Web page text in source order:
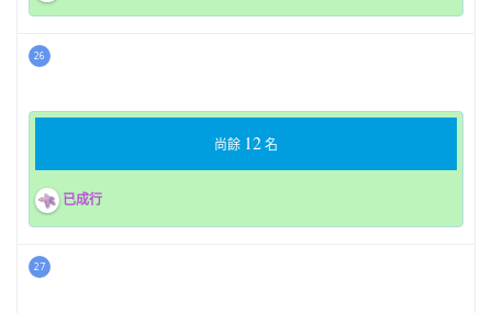
26
尚餘 12名
已成行
27